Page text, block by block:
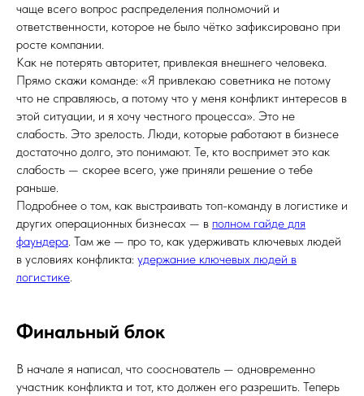
чаще всего вопрос распределения полномочий и
ответственности, которое не было чётко зафиксировано при
росте компании.
Как не потерять авторитет, привлекая внешнего человека.
Прямо скажи команде: «Я привлекаю советника не потому
что не справляюсь, а потому что у меня конфликт интересов в
этой ситуации, и я хочу честного процесса». Это не
слабость. Это зрелость. Люди, которые работают в бизнесе
достаточно долго, это понимают. Те, кто воспримет это как
слабость — скорее всего, уже приняли решение о тебе
раньше.
Подробнее о том, как выстраивать топ-команду в логистике и
других операционных бизнесах — в полном гайде для
фаундера. Там же — про то, как удерживать ключевых людей
в условиях конфликта: удержание ключевых людей в
логистике.
Финальный блок
В начале я написал, что сооснователь — одновременно
участник конфликта и тот, кто должен его разрешить. Теперь